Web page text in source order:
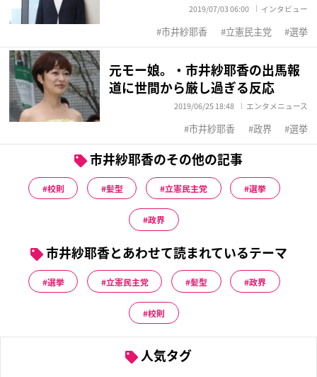
2019/07/03 06:00 インタビュー
市井紗耶香 立憲民主党 選挙
元モー娘。・市井紗耶香の出馬報
道に世間から厳し過ぎる反応
2019/06/25 18:48 エンタメニュース
市井紗耶香 政界 選挙
市井紗耶香のその他の記事
校則 髪型 立憲民主党 選挙
政界
市井紗耶香とあわせて読まれているテーマ
選挙 立憲民主党 髪型 政界
校則
人気タグ